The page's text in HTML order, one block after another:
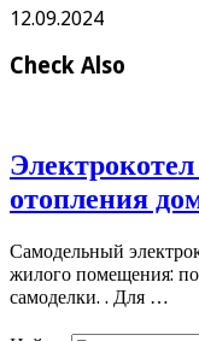
12.09.2024
Check Also
отопления
Самодельный
жилого помещения:
самоделки. . Для …